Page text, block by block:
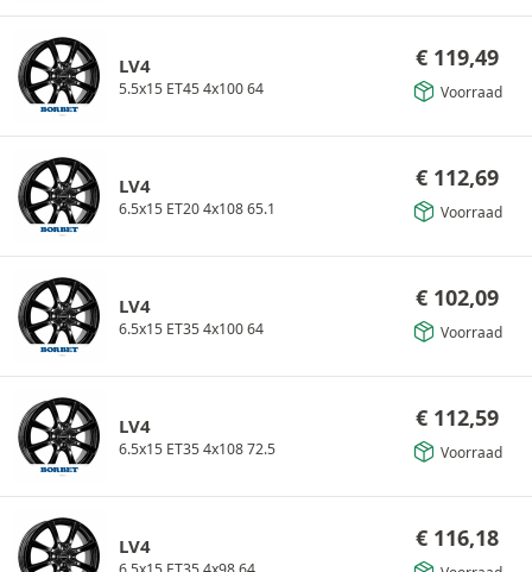
LV4
5.5x15 ET45 4x100 64
€ 119,49
Voorraad
LV4
6.5x15 ET20 4x108 65.1
€ 112,69
Voorraad
LV4
6.5x15 ET35 4x100 64
€ 102,09
Voorraad
LV4
6.5x15 ET35 4x108 72.5
€ 112,59
Voorraad
LV4 € 116,18